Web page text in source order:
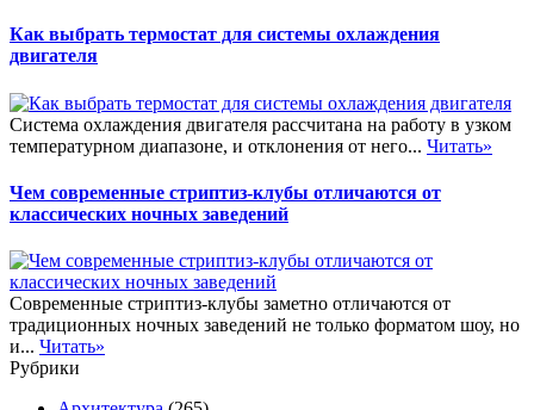
Как выбрать термостат для системы охлаждения
двигателя
Система охлаждения двигателя рассчитана на работу в узком
температурном диапазоне, и отклонения от него... Читать»
Чем современные стриптиз-клубы отличаются от
классических ночных заведений
Современные стриптиз-клубы заметно отличаются от
традиционных ночных заведений не только форматом шоу, но
и... Читать»
Рубрики